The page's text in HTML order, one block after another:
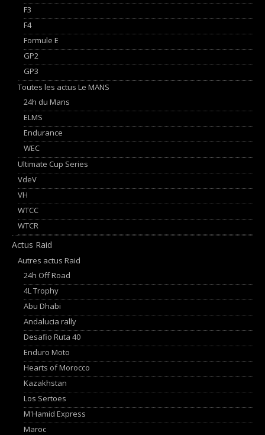
F3
F4
Formule E
GP2
GP3
Toutes les actus Le MANS
24h du Mans
ELMS
Endurance
WEC
Ultimate Cup Series
VdeV
VH
WTCC
WTCR
Actus Raid
Autres actus Raid
24h Off Road
4L Trophy
Abu Dhabi
Andalucia rally
Desafio Ruta 40
Enduro Moto
Hearts of Morocco
Kazakhstan
Los Sertoes
M'Hamid Express
Maroc